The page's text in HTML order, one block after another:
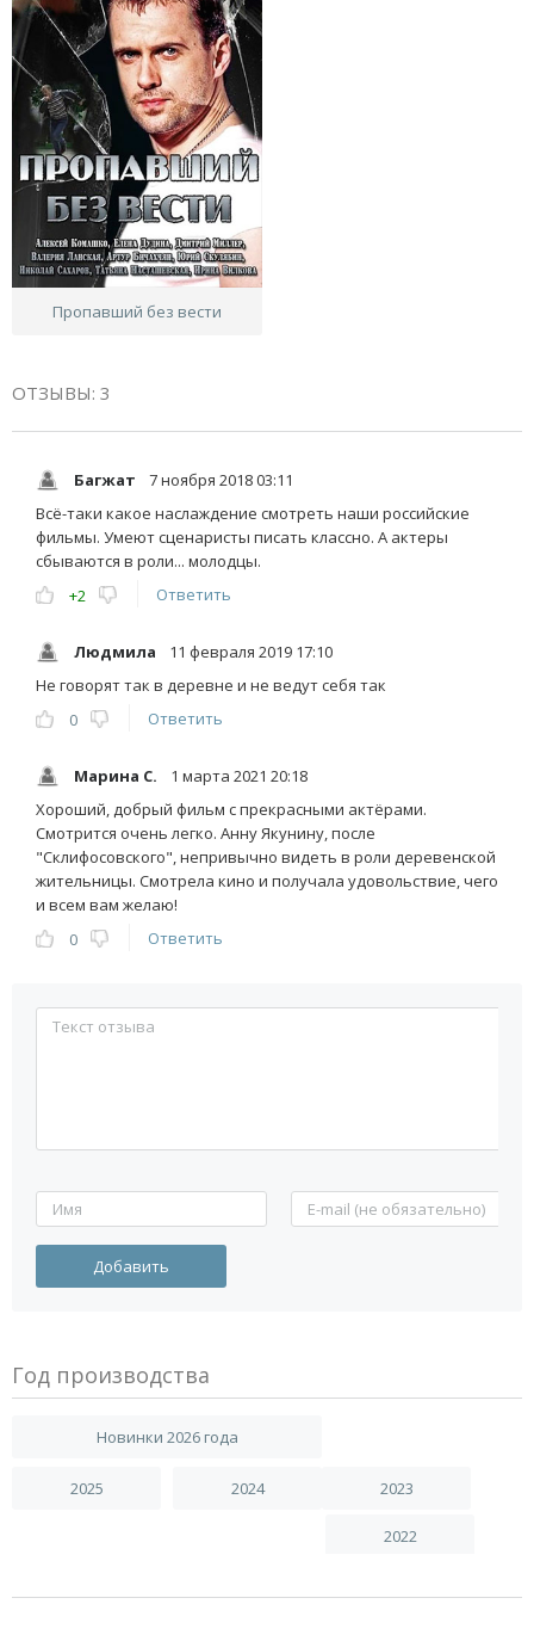
Пропавший без вести
ОТЗЫВЫ: 3
Багжат
7 ноября 2018 03:11
Всё-таки какое наслаждение смотреть наши российские
фильмы. Умеют сценаристы писать классно. А актеры
сбываются в роли... молодцы.
+2
Ответить
Людмила
11 февраля 2019 17:10
Не говорят так в деревне и не ведут себя так
0
Ответить
Марина С.
1 марта 2021 20:18
Хороший, добрый фильм с прекрасными актёрами.
Смотрится очень легко. Анну Якунину, после
"Склифосовского", непривычно видеть в роли деревенской
жительницы. Смотрела кино и получала удовольствие, чего
и всем вам желаю!
0
Ответить
Год производства
Новинки 2026 года
2025 2024 2023
2022